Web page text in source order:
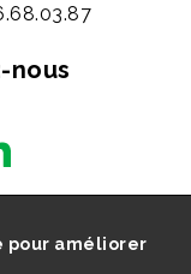
nous
pour améliorer